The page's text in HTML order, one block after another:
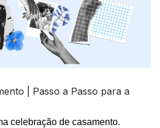
| Passo a Passo para a
celebração de casamento.